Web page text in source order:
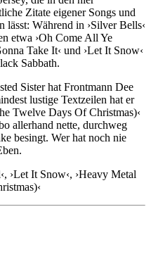
Zitate eigener Songs und
lässt: Während in ›Silver Bells‹
etwa ›Oh Come All Ye
Take It‹ und ›Let It Snow‹
Sabbath.
Sister hat Frontmann Dee
lustige Textzeilen hat er
Twelve Days Of Christmas)‹
allerhand nette, durchweg
besingt. Wer hat noch nie
›Let It Snow‹, ›Heavy Metal